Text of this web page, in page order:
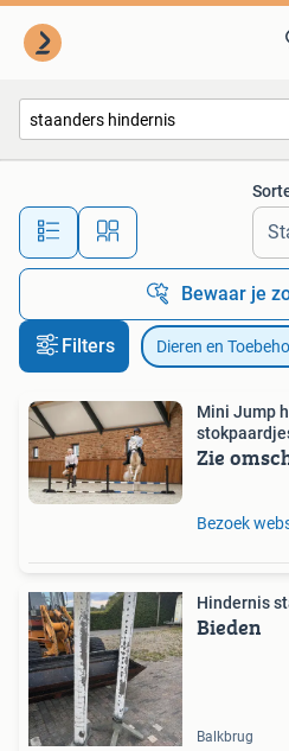
Alle
Bewaar je
Filters Dieren en
Mini Jump
Zie
Bezoek
Hindernis
Bieden
Balkbrug